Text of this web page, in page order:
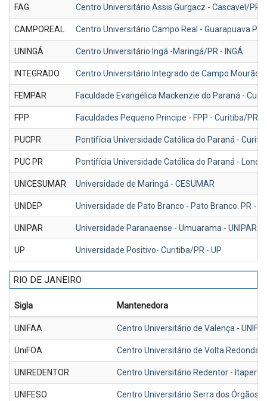
FAG Centro Universitário Assis Gurgacz - Cascavel/PR -
CAMPOREAL Centro Universitário Campo Real - Guarapuava PR-
UNINGÁ Centro Universitário Ingá -Maringá/PR - INGÁ
INTEGRADO Centro Universitário Integrado de Campo Mourão -
FEMPAR Faculdade Evangélica Mackenzie do Paraná -
FPP Faculdades Pequeno Principe - FPP - Curitiba/PR
PUCPR Pontifícia Universidade Católica do Paraná -
PUC PR Pontifícia Universidade Católica do Paraná -
UNICESUMAR Universidade de Maringá - CESUMAR
UNIDEP Universidade de Pato Branco - Pato Branco. PR -
UNIPAR Universidade Paranaense - Umuarama - UNIPAR -
UP Universidade Positivo- Curitiba/PR - UP
RIO DE JANEIRO
Sigla Mantenedora
UNIFAA Centro Universitário de Valença -
UniFOA Centro Universitário de Volta Redonda-
UNIREDENTOR Centro Universitário Redentor -
UNIFESO Centro Universitário Serra dos Órgãos -